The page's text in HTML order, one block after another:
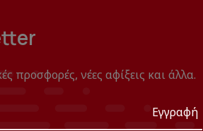
προσφορές, νέες αφίξεις και άλλα.
Εγγραφή